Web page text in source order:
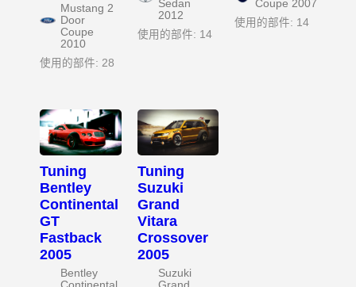
Mustang 2
Door
Coupe
2010
使用的部件: 28
Sedan
2012
使用的部件: 14
Coupe 2007
使用的部件: 14
Tuning
Bentley
Continental
GT
Fastback
2005
Bentley
Continental
Tuning
Suzuki
Grand
Vitara
Crossover
2005
Suzuki
Grand